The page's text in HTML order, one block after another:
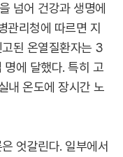
넘어 건강과 생명에
관리청에 따르면 지
된 온열질환자는 3
에 달했다. 특히 고
내 온도에 장시간 노
엇갈린다. 일부에서